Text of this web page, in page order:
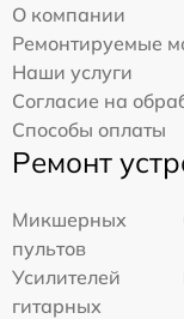
О компании
Ремонтируемые
Наши услуги
Согласие на
Способы оплаты
Ремонт
Микшерных
пультов
Усилителей
гитарных